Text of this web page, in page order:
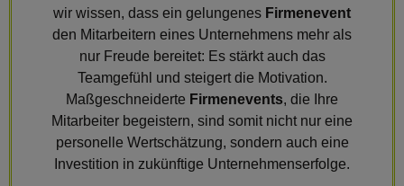
wir wissen, dass ein gelungenes Firmenevent
den Mitarbeitern eines Unternehmens mehr als
nur Freude bereitet: Es stärkt auch das
Teamgefühl und steigert die Motivation.
Maßgeschneiderte Firmenevents, die Ihre
Mitarbeiter begeistern, sind somit nicht nur eine
personelle Wertschätzung, sondern auch eine
Investition in zukünftige Unternehmenserfolge.